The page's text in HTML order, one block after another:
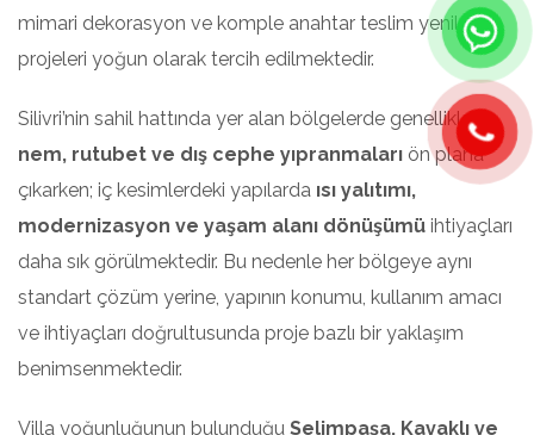
mimari dekorasyon ve komple anahtar teslim yenileme
projeleri yoğun olarak tercih edilmektedir.
Silivri’nin sahil hattında yer alan bölgelerde genellikle
nem, rutubet ve dış cephe yıpranmaları ön plana
çıkarken; iç kesimlerdeki yapılarda ısı yalıtımı,
modernizasyon ve yaşam alanı dönüşümü ihtiyaçları
daha sık görülmektedir. Bu nedenle her bölgeye aynı
standart çözüm yerine, yapının konumu, kullanım amacı
ve ihtiyaçları doğrultusunda proje bazlı bir yaklaşım
benimsenmektedir.
Villa yoğunluğunun bulunduğu Selimpaşa, Kavaklı ve